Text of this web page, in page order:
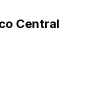
Central